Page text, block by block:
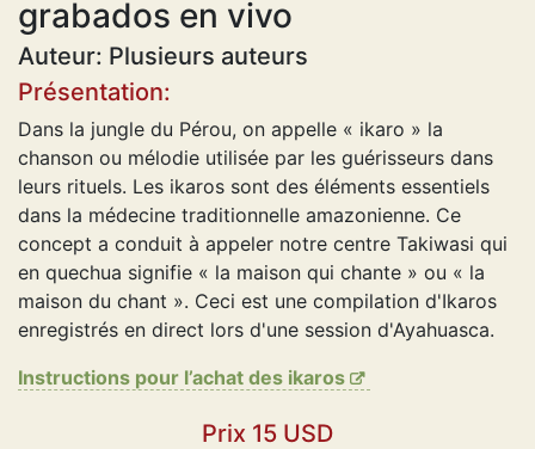
grabados en vivo
Auteur: Plusieurs auteurs
Présentation:
Dans la jungle du Pérou, on appelle « ikaro » la
chanson ou mélodie utilisée par les guérisseurs dans
leurs rituels. Les ikaros sont des éléments essentiels
dans la médecine traditionnelle amazonienne. Ce
concept a conduit à appeler notre centre Takiwasi qui
en quechua signifie « la maison qui chante » ou « la
maison du chant ». Ceci est une compilation d'Ikaros
enregistrés en direct lors d'une session d'Ayahuasca.
Instructions pour l’achat des ikaros
Prix 15 USD